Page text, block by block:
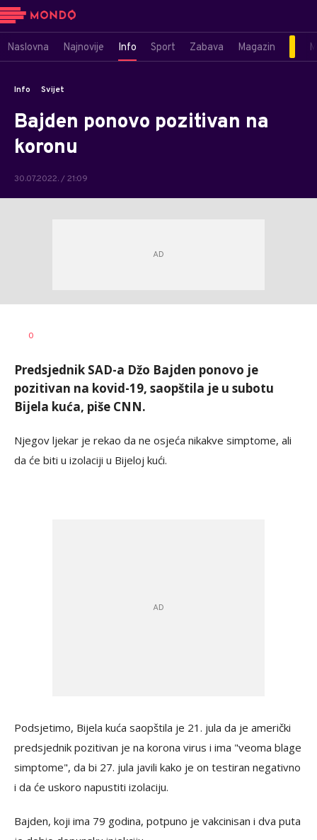
Naslovna Najnovije Info Sport Zabava Magazin
Info Svijet
Bajden ponovo pozitivan na
koronu
30.07.2022. / 21:09
AUTOR
0
Predsjednik SAD-a Džo Bajden ponovo je
pozitivan na kovid-19, saopštila je u subotu
Bijela kuća, piše CNN.
Njegov ljekar je rekao da ne osjeća nikakve simptome, ali
da će biti u izolaciji u Bijeloj kući.
Podsjetimo, Bijela kuća saopštila je 21. jula da je američki
predsjednik pozitivan je na korona virus i ima "veoma blage
simptome", da bi 27. jula javili kako je on testiran negativno
i da će uskoro napustiti izolaciju.
Bajden, koji ima 79 godina, potpuno je vakcinisan i dva puta